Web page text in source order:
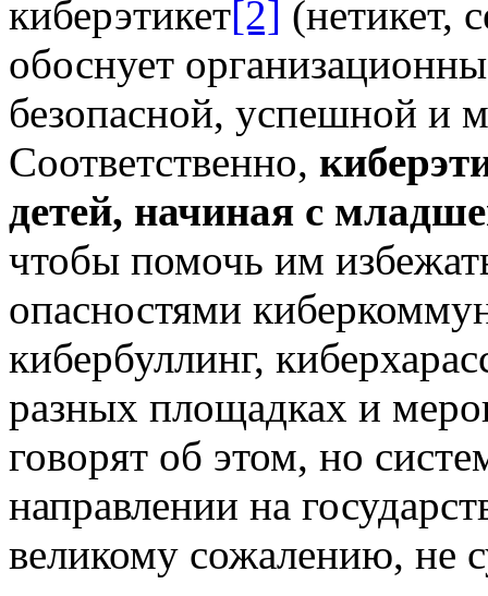
киберэтикет[2] (нетикет,
обоснует
безопасной, успешной и
Соответственно,
детей, начиная с
чтобы помочь им
опасностями
кибербуллинг,
разных площадках и
говорят об этом, но
направлении на
великому сожалению, не